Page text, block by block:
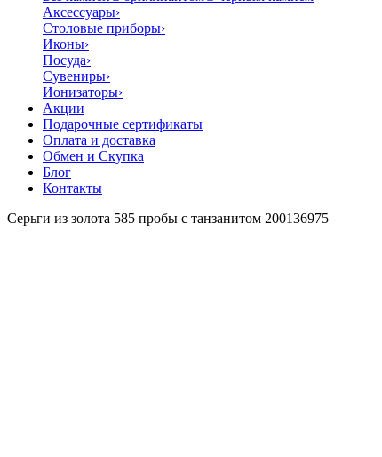
Аксессуары›
Столовые приборы›
Иконы›
Посуда›
Сувениры›
Ионизаторы›
Акции
Подарочные сертификаты
Оплата и доставка
Обмен и Скупка
Блог
Контакты
Серьги из золота 585 пробы с танзанитом 200136975